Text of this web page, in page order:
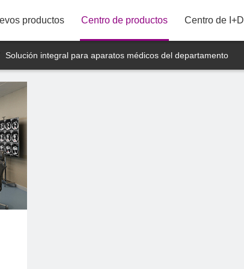
productos Centro de productos Centro de I+D
86"
Solución integral para aparatos médicos del departamento